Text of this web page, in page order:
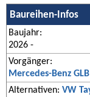
Baureihen-Infos
Baujahr:
2026 -
Vorgänger:
Mercedes-Benz
Alternativen: VW